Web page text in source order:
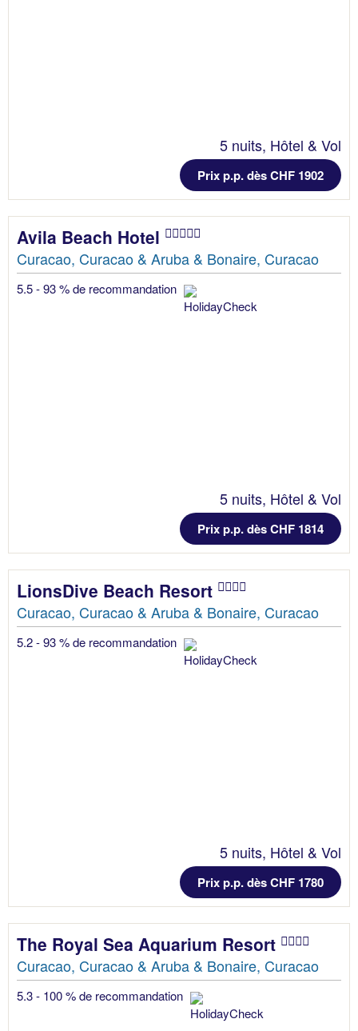
5 nuits, Hôtel & Vol
Prix p.p. dès CHF 1902
Avila Beach Hotel
Curacao, Curacao & Aruba & Bonaire, Curacao
5.5 - 93 % de recommandation
5 nuits, Hôtel & Vol
Prix p.p. dès CHF 1814
LionsDive Beach Resort
Curacao, Curacao & Aruba & Bonaire, Curacao
5.2 - 93 % de recommandation
5 nuits, Hôtel & Vol
Prix p.p. dès CHF 1780
The Royal Sea Aquarium Resort
Curacao, Curacao & Aruba & Bonaire, Curacao
5.3 - 100 % de recommandation